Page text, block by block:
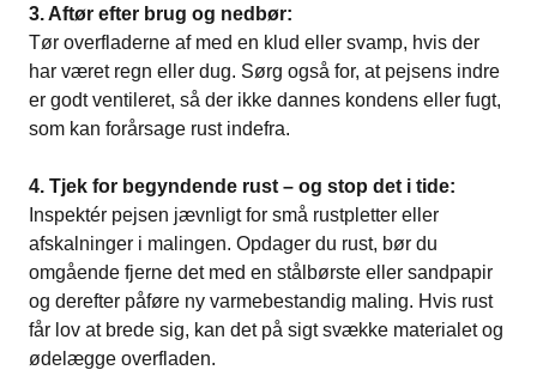
3. Aftør efter brug og nedbør:
Tør overfladerne af med en klud eller svamp, hvis der
har været regn eller dug. Sørg også for, at pejsens indre
er godt ventileret, så der ikke dannes kondens eller fugt,
som kan forårsage rust indefra.
4. Tjek for begyndende rust – og stop det i tide:
Inspektér pejsen jævnligt for små rustpletter eller
afskalninger i malingen. Opdager du rust, bør du
omgående fjerne det med en stålbørste eller sandpapir
og derefter påføre ny varmebestandig maling. Hvis rust
får lov at brede sig, kan det på sigt svække materialet og
ødelægge overfladen.